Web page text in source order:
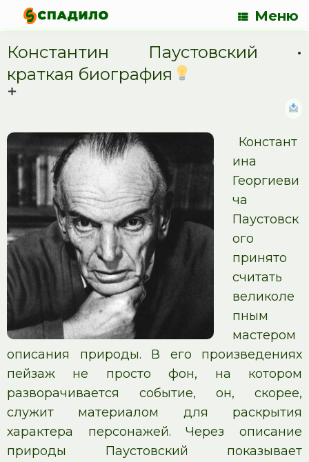
Меню
Константин Паустовский •
краткая биография
Констант
ина
Георгиеви
ча
Паустовск
ого
принято
считать
великоле
пным
мастером
описания природы. В его произведениях
пейзаж не просто фон, на котором
разворачивается событие, он, скорее,
служит материалом для раскрытия
характера персонажей. Через описание
природы Паустовский показывает